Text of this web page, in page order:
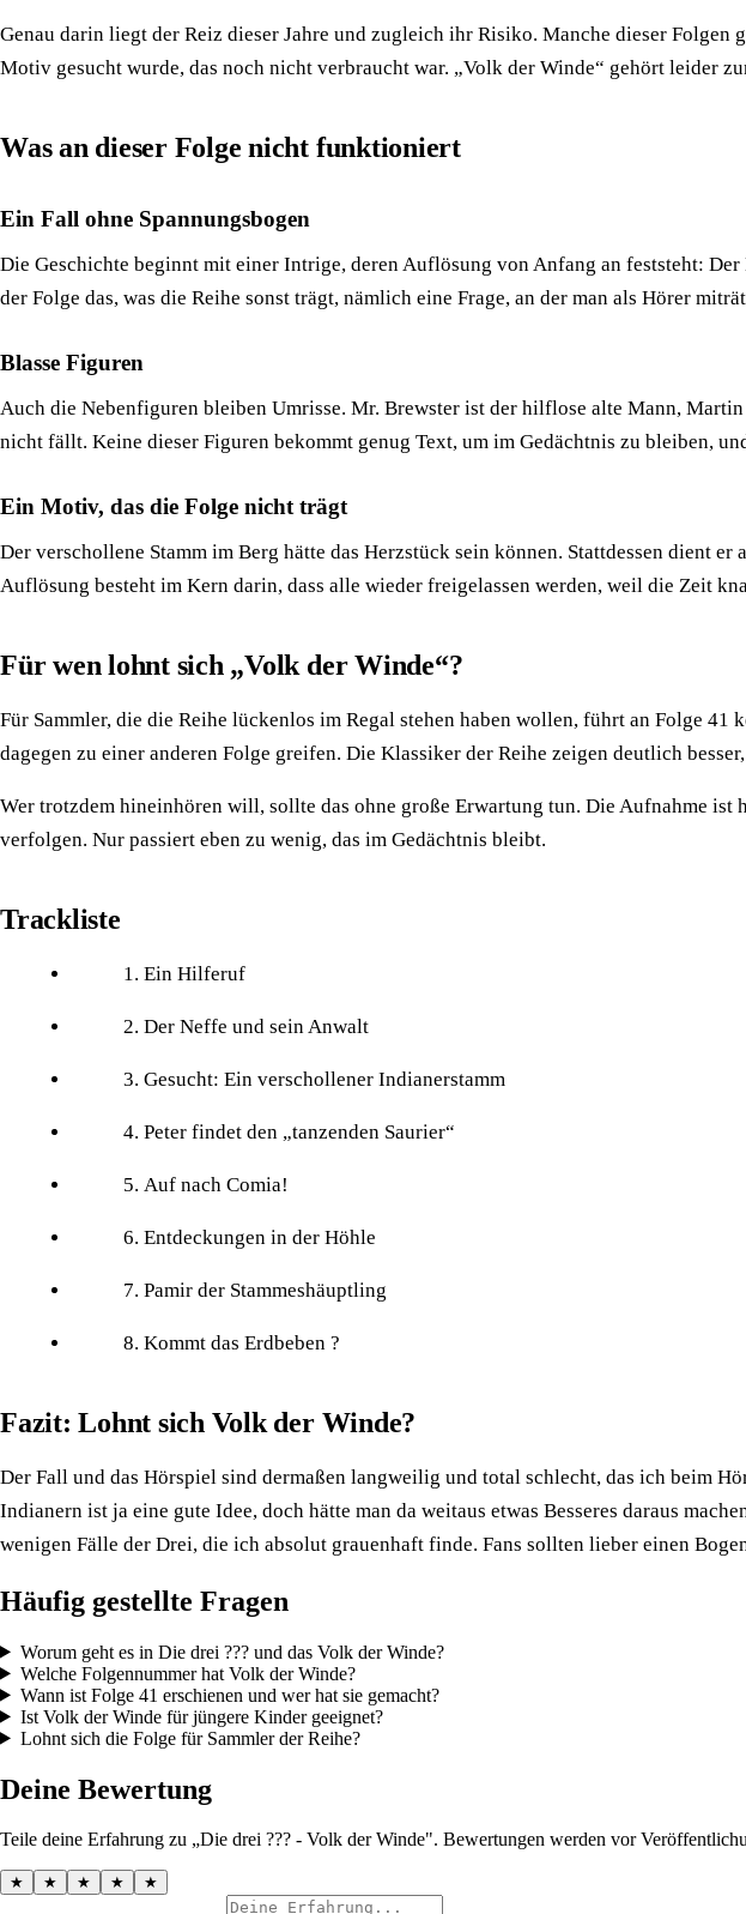
Genau darin liegt der Reiz dieser Jahre und zugleich ihr Risiko. Manche dieser
Motiv gesucht wurde, das noch nicht verbraucht war. „Volk der Winde“ gehört leider
Was an dieser Folge nicht funktioniert
Ein Fall ohne Spannungsbogen
Die Geschichte beginnt mit einer Intrige, deren Auflösung von Anfang an feststeht:
der Folge das, was die Reihe sonst trägt, nämlich eine Frage, an der man als Hörer
Blasse Figuren
Auch die Nebenfiguren bleiben Umrisse. Mr. Brewster ist der hilflose alte Mann,
nicht fällt. Keine dieser Figuren bekommt genug Text, um im Gedächtnis zu bleiben,
Ein Motiv, das die Folge nicht trägt
Der verschollene Stamm im Berg hätte das Herzstück sein können. Stattdessen dient
Auflösung besteht im Kern darin, dass alle wieder freigelassen werden, weil die Zeit
Für wen lohnt sich „Volk der Winde“?
Für Sammler, die die Reihe lückenlos im Regal stehen haben wollen, führt an Folge
dagegen zu einer anderen Folge greifen. Die Klassiker der Reihe zeigen deutlich
Wer trotzdem hineinhören will, sollte das ohne große Erwartung tun. Die Aufnahme
verfolgen. Nur passiert eben zu wenig, das im Gedächtnis bleibt.
Trackliste
Ein Hilferuf
Der Neffe und sein Anwalt
Gesucht: Ein verschollener Indianerstamm
Peter findet den „tanzenden Saurier“
Auf nach Comia!
Entdeckungen in der Höhle
Pamir der Stammeshäuptling
Kommt das Erdbeben ?
Fazit: Lohnt sich Volk der Winde?
Der Fall und das Hörspiel sind dermaßen langweilig und total schlecht, das ich beim
Indianern ist ja eine gute Idee, doch hätte man da weitaus etwas Besseres daraus
wenigen Fälle der Drei, die ich absolut grauenhaft finde. Fans sollten lieber einen
Häufig gestellte Fragen
Worum geht es in Die drei ??? und das Volk der Winde?
Welche Folgennummer hat Volk der Winde?
Wann ist Folge 41 erschienen und wer hat sie gemacht?
Ist Volk der Winde für jüngere Kinder geeignet?
Lohnt sich die Folge für Sammler der Reihe?
Deine Bewertung
Teile deine Erfahrung zu „Die drei ??? - Volk der Winde". Bewertungen werden vor
★ ★ ★ ★ ★